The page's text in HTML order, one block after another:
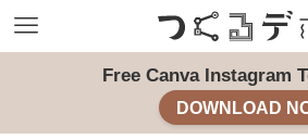
Free Canva Instagram
DOWNLOAD